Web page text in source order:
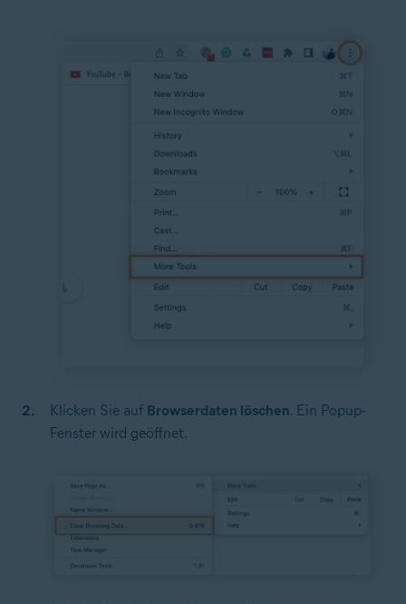
Klicken Sie auf Browserdaten löschen. Ein Popup-
Fenster wird geöffnet.